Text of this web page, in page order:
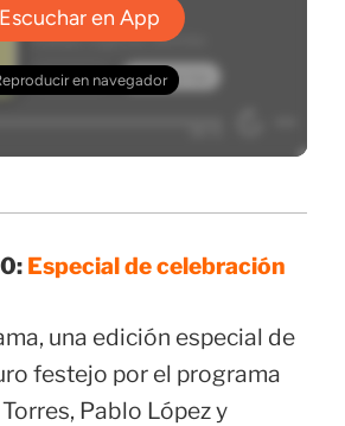
Especial de celebración
una edición especial de
festejo por el programa
Pablo López y